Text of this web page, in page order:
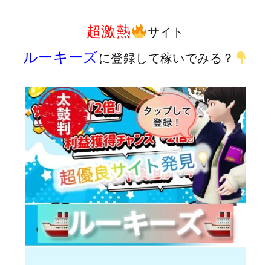
超激熱 サイト
ルーキーズに登録して稼いでみる？